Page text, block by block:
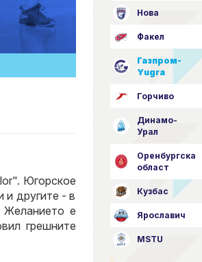
Югорское
и другите - в
Желанието е
грешните
Нова
Факел
Газпром-
Yugra
Горчиво
Динамо-
Урал
Оренбургска
област
Кузбас
Ярославич
MSTU